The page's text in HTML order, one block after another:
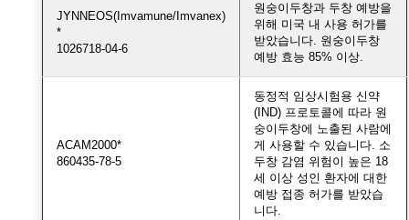
JYNNEOS(Imvamune/Imvanex)
*
1026718-04-6
원숭이두창과 두창 예방을
위해 미국 내 사용 허가를
받았습니다. 원숭이두창
예방 효능 85% 이상.
ACAM2000*
860435-78-5
동정적 임상시험용 신약
(IND) 프로토콜에 따라 원
숭이두창에 노출된 사람에
게 사용할 수 있습니다. 소
두창 감염 위험이 높은 18
세 이상 성인 환자에 대한
예방 접종 허가를 받았습
니다.